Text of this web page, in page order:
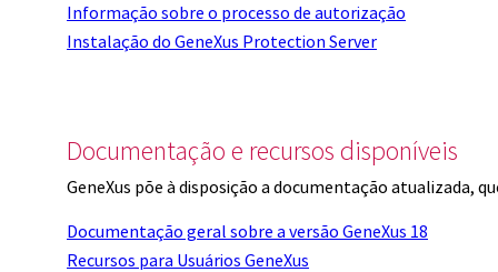
Informação sobre o processo de autorização
Instalação do GeneXus Protection Server
Documentação e recursos disponíveis
GeneXus põe à disposição a documentação atualizada,
Documentação geral sobre a versão GeneXus 18
Recursos para Usuários GeneXus